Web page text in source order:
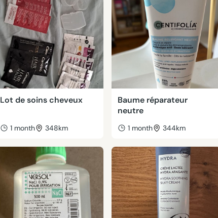
Lot de soins cheveux
1 month 348km
Baume réparateur
neutre
1 month 344km